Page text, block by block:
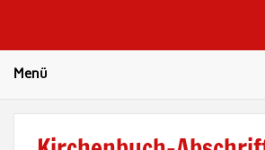
Menü